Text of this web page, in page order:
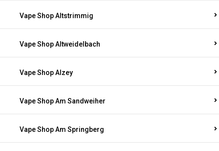
Vape Shop Altstrimmig
Vape Shop Altweidelbach
Vape Shop Alzey
Vape Shop Am Sandweiher
Vape Shop Am Springberg